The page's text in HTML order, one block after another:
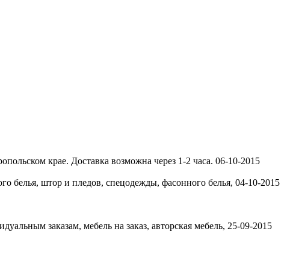
крае. Доставка возможна через 1-2 часа. 06-10-2015
белья, штор и пледов, спецодежды, фасонного белья, 04-10-2015
заказам, мебель на заказ, авторская мебель, 25-09-2015